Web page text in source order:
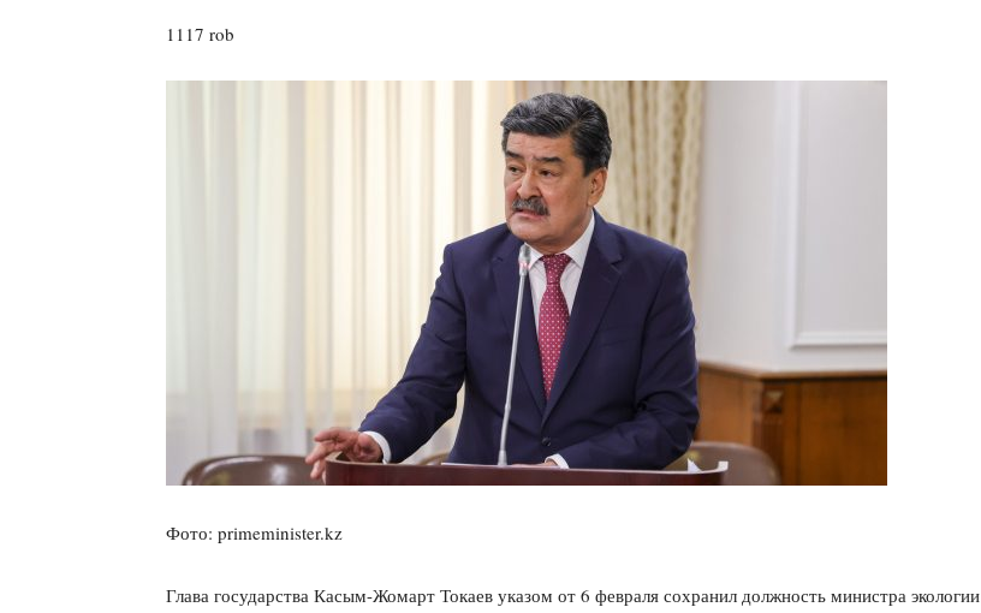
1117 rob
Фото: primeminister.kz
Глава государства Касым-Жомарт Токаев указом от 6 февраля сохранил должность министра экологии